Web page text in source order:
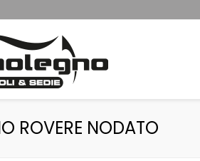
ROVERE NODATO